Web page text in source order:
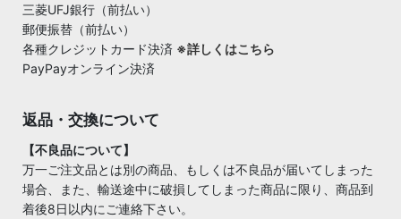
三菱UFJ銀行（前払い）
郵便振替（前払い）
各種クレジットカード決済 ※詳しくはこちら
PayPayオンライン決済
返品・交換について
【不良品について】
万一ご注文品とは別の商品、もしくは不良品が届いてしまった
場合、また、輸送途中に破損してしまった商品に限り、商品到
着後8日以内にご連絡下さい。